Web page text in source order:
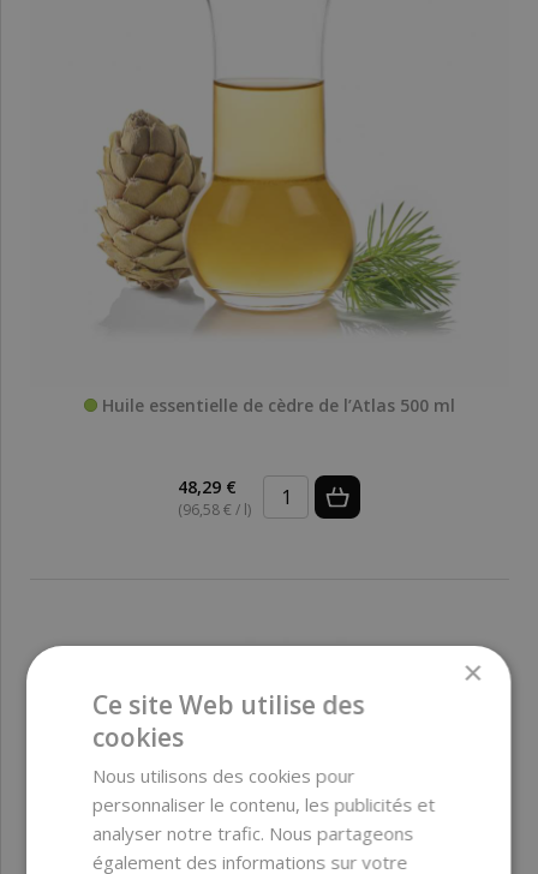
Huile essentielle de cèdre de l’Atlas 500 ml
48,29 €
(96,58 € / l)
×
Ce site Web utilise des
cookies
Nous utilisons des cookies pour
personnaliser le contenu, les publicités et
analyser notre trafic. Nous partageons
également des informations sur votre